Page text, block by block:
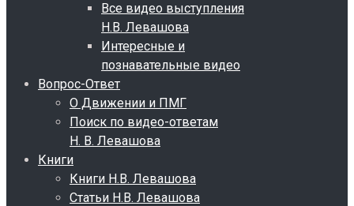
Все видео выступления
Н.В. Левашова
Интересные и
познавательные видео
Вопрос-Ответ
О Движении и ПМГ
Поиск по видео-ответам
Н. В. Левашова
Книги
Книги Н.В. Левашова
Статьи Н.В. Левашова